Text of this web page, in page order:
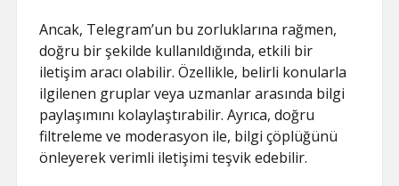
Ancak, Telegram’un bu zorluklarına rağmen,
doğru bir şekilde kullanıldığında, etkili bir
iletişim aracı olabilir. Özellikle, belirli konularla
ilgilenen gruplar veya uzmanlar arasında bilgi
paylaşımını kolaylaştırabilir. Ayrıca, doğru
filtreleme ve moderasyon ile, bilgi çöplüğünü
önleyerek verimli iletişimi teşvik edebilir.